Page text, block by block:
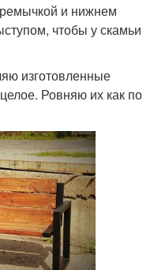
и нижнем
чтобы у скамьи
изготовленные
Ровняю их как по